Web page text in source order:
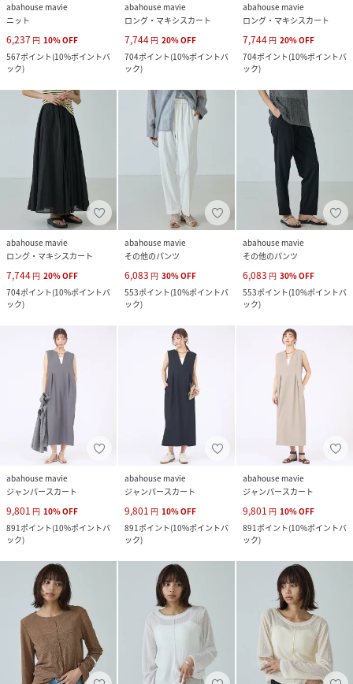
abahouse mavie
ニット
6,237 円 10%OFF
567ポイント(10%ポイントバ
ック)
abahouse mavie
ロング・マキシスカート
7,744 円 20%OFF
704ポイント(10%ポイントバ
ック)
abahouse mavie
ロング・マキシスカート
7,744 円 20%OFF
704ポイント(10%ポイントバ
ック)
abahouse mavie
ロング・マキシスカート
7,744 円 20%OFF
704ポイント(10%ポイントバ
ック)
abahouse mavie
その他のパンツ
6,083 円 30%OFF
553ポイント(10%ポイントバ
ック)
abahouse mavie
その他のパンツ
6,083 円 30%OFF
553ポイント(10%ポイントバ
ック)
abahouse mavie
ジャンパースカート
9,801 円 10%OFF
891ポイント(10%ポイントバ
ック)
abahouse mavie
ジャンパースカート
9,801 円 10%OFF
891ポイント(10%ポイントバ
ック)
abahouse mavie
ジャンパースカート
9,801 円 10%OFF
891ポイント(10%ポイントバ
ック)